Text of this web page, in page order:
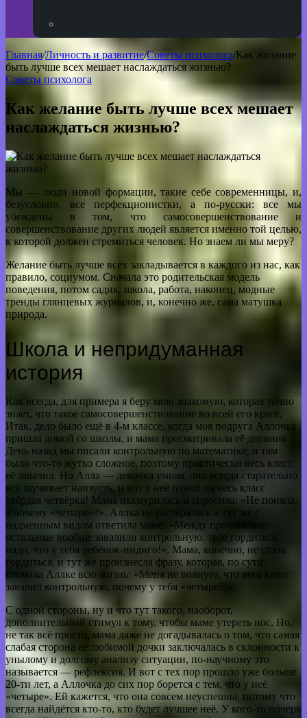
Главная/Личность и развитие/Советы психолога/Как желание
быть лучше всех мешает наслаждаться жизнью?
Советы психолога
Как желание быть лучше всех мешает
наслаждаться жизнью?
Мы — люди новой формации, такие себе современницы, и,
безусловно, все перфекционистки, а по-русски: все мы
убеждены в том, что самосовершенствование и
совершенствование других людей является именно той целью,
к которой должен стремиться человек. Но знаем ли мы меру?
Желание быть лучше всех закладывается в каждого из нас, как
правило, социумом. Сначала это родительская модель
поведения, потом садик, школа, работа, наконец, модные
тренды глянцевых журналов, и, конечно же, сама матушка
природа.
Школа и непридуманная
история
Как всегда, для примера я беру мою знакомую, которая точно
знает, что такое самосовершенствование во всей его красе.
Итак, дело было ещё в 4-м классе, когда моя подруга Аллочка
пришла домой со школы, и мама просматривала её дневник.
День назад мы писали контрольную по математике, и там
было что-то жутко сложное, поэтому практически весь класс
её завалил. Но Алла — девочка умная, она всегда старательно
всё заучивает наизусть, и вот у неё одной на весь класс
твёрдая четвёрка! Мама нахмурилась и спросила: «Не поняла,
а почему «четыре»?». Аллка не растерялась и тут же с
надменным видом ответила маме: «Между прочим, все
остальные вообще завалили контрольную, тебе гордиться
надо, что у тебя ребёнок-индиго!». Мама, конечно, не стала
гордиться, и тут же произнесла фразу, которая, по сути,
сломала Аллке всю жизнь: «Меня не волнует, что весь класс
завалил контрольную, почему у тебя «четыре?!».
С одной стороны, ну и что тут такого, наоборот,
дополнительный стимул к тому, чтобы маме утереть нос. Но,
не так всё просто, мама даже не догадывалась о том, что самая
слабая сторона её любимой дочки заключалась в склонности к
унылому и долгому анализу ситуации, по-научному это
называется — рефлексия. И вот с тех пор прошло уже больше
20-ти лет, а Аллочка до сих пор борется с тем, что у неё
«четыре». Ей кажется, что она совсем неуспешна, потому что
всегда найдётся кто-то, кто будет лучшее неё. У кого-то почерк